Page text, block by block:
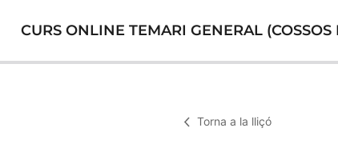
CURS ONLINE TEMARI GENERAL
Torna a la lliçó